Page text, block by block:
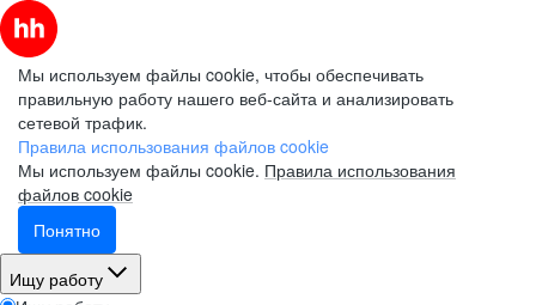
Мы используем файлы cookie, чтобы обеспечивать
правильную работу нашего веб-сайта и анализировать
сетевой трафик.
Правила использования файлов cookie
Мы используем файлы cookie. Правила использования
файлов cookie
Понятно
Ищу работу